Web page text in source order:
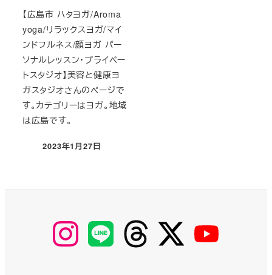
【広島市 ハタヨガ/Aroma
yoga/リラックスヨガ/マイ
ンドフルネス/顔ヨガ パー
ソナルレッスン・プライベー
トスタジオ】美容と健康ヨ
ガスタジオさんのページで
す。カテゴリーはヨガ。地域
は広島です。
投稿日
2023年1月27日
【Instagram】
MyKOBAKO
【LINE】 【threads】 【Twitter】